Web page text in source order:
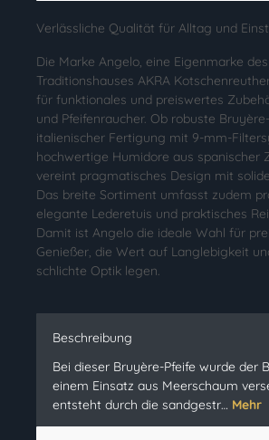
Verlässliche Qualität für Alltag und
Die Marke Angelo, eine Eigenmarke
Traditionshauses AKRA
für funktionales und preiswertes
und Pfeifenraucher. Ob robuste
italienischer Fertigung mit 9-mm-
hochwertige Humidore aus spanischer
vereint pragmatisches Design mit
Das breite Sortiment umfasst zudem
elegante Lederetuis und praktisches
Damit ist Angelo die ideale Wahl für
Genießer, die Wert auf Langlebigkeit
schlichte Optik legen.
Beschreibung
Bei dieser Bruyère-Pfeife wurde der
einem Einsatz aus Meerschaum
entsteht durch die sandgestr… Mehr